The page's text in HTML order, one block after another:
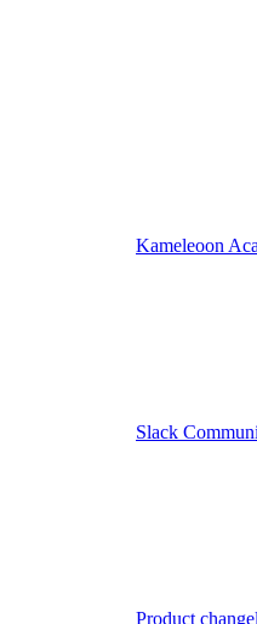
Kameleoon
Slack
Product